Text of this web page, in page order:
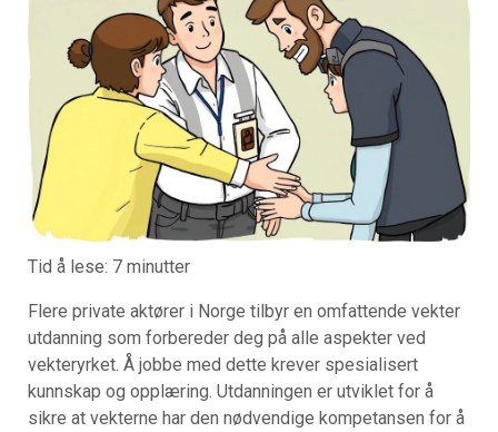
Tid å lese: 7 minutter
Flere private aktører i Norge tilbyr en omfattende vekter
utdanning som forbereder deg på alle aspekter ved
vekteryrket. Å jobbe med dette krever spesialisert
kunnskap og opplæring. Utdanningen er utviklet for å
sikre at vekterne har den nødvendige kompetansen for å